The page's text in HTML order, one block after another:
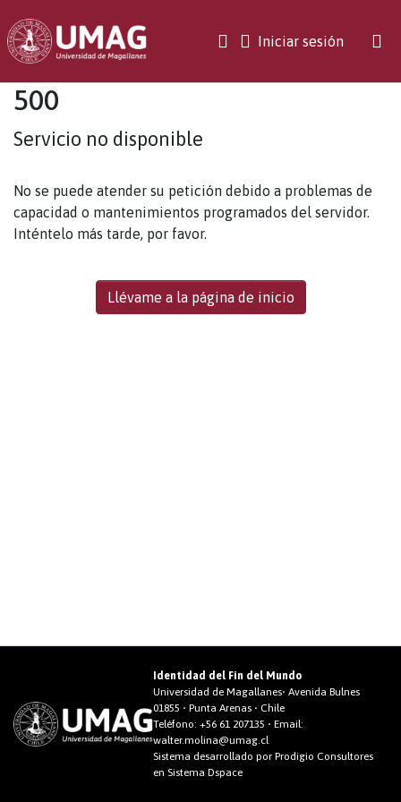
Iniciar sesión(current)
500
Servicio no disponible
No se puede atender su petición debido a problemas de
capacidad o mantenimientos programados del servidor.
Inténtelo más tarde, por favor.
Llévame a la página de inicio
Identidad del Fin del Mundo
Universidad de Magallanes• Avenida Bulnes
01855 • Punta Arenas • Chile
Teléfono:+56 61 207135 • Email:
walter.molina@umag.cl
Sistema desarrollado por Prodigio Consultores
en Sistema Dspace